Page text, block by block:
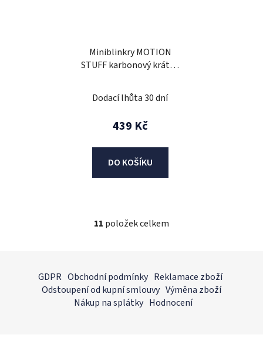
Miniblinkry MOTION
STUFF karbonový krátká
Dodací lhůta 30 dní
439 Kč
DO KOŠÍKU
O
d
a
c
11 položek celkem
GDPR Obchodní podmínky Reklamace zboží
Odstoupení od kupní smlouvy Výměna zboží
Nákup na splátky Hodnocení